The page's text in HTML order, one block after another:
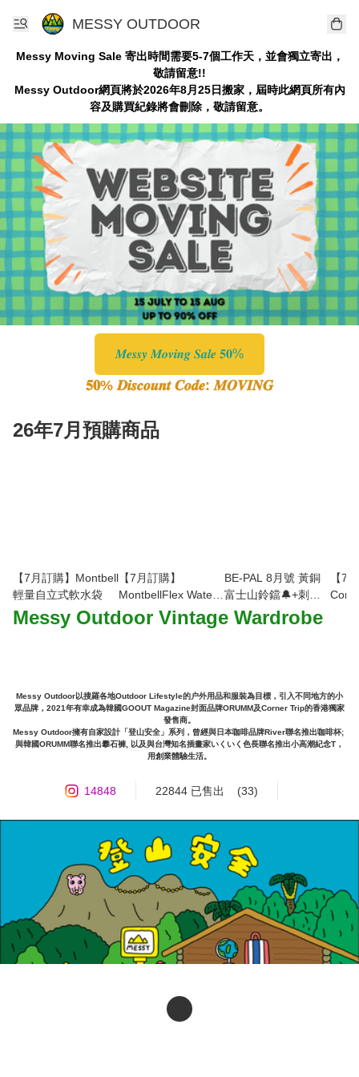
MESSY OUTDOOR
Messy Moving Sale 寄出時間需要5-7個工作天，並會獨立寄出，
敬請留意!!
Messy Outdoor網頁將於2026年8月25日搬家，屆時此網頁所有內
容及購買紀錄將會刪除，敬請留意。
𝑴𝒆𝒔𝒔𝒚 𝑴𝒐𝒗𝒊𝒏𝒈 𝑺𝒂𝒍𝒆 𝟓𝟎%
𝟓𝟎% 𝑫𝒊𝒔𝒄𝒐𝒖𝒏𝒕 𝑪𝒐𝒅𝒆: 𝑴𝑶𝑽𝑰𝑵𝑮
26年7月預購商品
【7月訂購】Montbell
輕量自立式軟水袋
【7月訂購】
MontbellFlex Water
Pack 吸管飲水套件
BE-PAL 8月號 黃銅
富士山鈴鐺🔔+刺繡
行李牌
【7
Messy Outdoor Vintage Wardrobe
Messy Outdoor以搜羅各地Outdoor Lifestyle的户外用品和服裝為目標，引入不同地方的小
眾品牌，2021年有幸成為韓國GOOUT Magazine封面品牌ORUMM及Corner Trip的香港獨家
發售商。
Messy Outdoor擁有自家設計「登山安全」系列，曾經與日本咖啡品牌River聯名推出咖啡杯;
與韓國ORUMM聯名推出攀石褲, 以及與台灣知名插畫家いくいく色長聯名推出小高潮紀念T，
用創業體驗生活。
14848 22844 已售出 (33)